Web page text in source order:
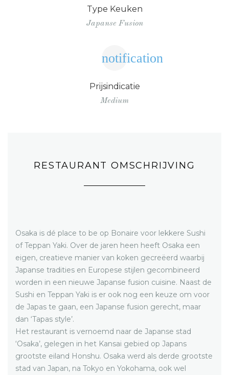
Type Keuken
Japanse Fusion
notification
Prijsindicatie
Medium
RESTAURANT OMSCHRIJVING
Osaka is dé place to be op Bonaire voor lekkere Sushi
of Teppan Yaki. Over de jaren heen heeft Osaka een
eigen, creatieve manier van koken gecreëerd waarbij
Japanse tradities en Europese stijlen gecombineerd
worden in een nieuwe Japanse fusion cuisine. Naast de
Sushi en Teppan Yaki is er ook nog een keuze om voor
de Japas te gaan, een Japanse fusion gerecht, maar
dan ‘Tapas style’.
Het restaurant is vernoemd naar de Japanse stad
‘Osaka’, gelegen in het Kansai gebied op Japans
grootste eiland Honshu. Osaka werd als derde grootste
stad van Japan, na Tokyo en Yokohama, ook wel